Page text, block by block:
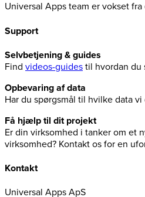
Universal Apps team er vokset
Support
Selvbetjening & guides
Find videos-guides til hvordan du
Opbevaring af data
Har du spørgsmål til hvilke data
Få hjælp til dit projekt
Er din virksomhed i tanker om et
virksomhed? Kontakt os for en
Kontakt
Universal Apps ApS